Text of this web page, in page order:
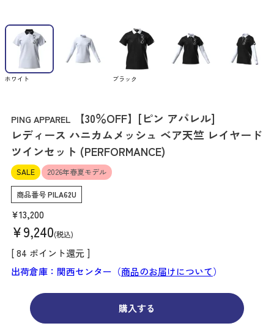
ホワイト ブラック
PING APPAREL
【30％OFF】[ピン アパレル]
レディース ハニカムメッシュ ベア天竺 レイヤード
ツインセット (PERFORMANCE)
SALE 2026年春夏モデル
商品番号PILA62U
¥13,200
¥9,240 税込
[84 ポイント還元 ]
出荷倉庫：関西センター（商品のお届けについて）
購入する